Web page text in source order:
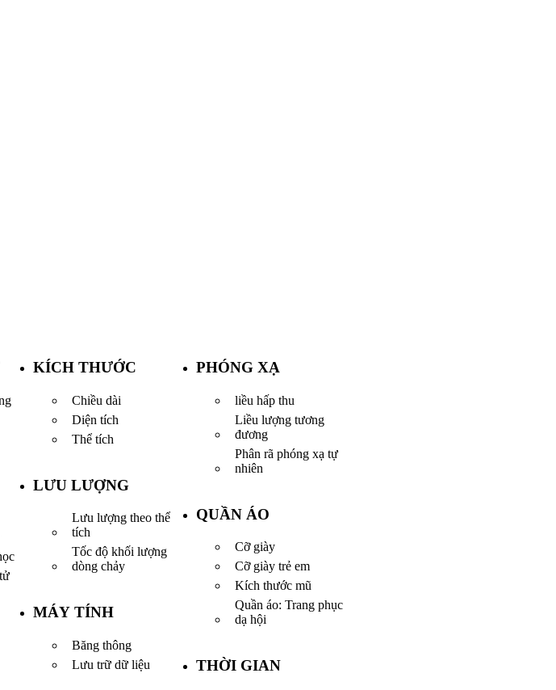
KÍCH THƯỚC
Chiều dài
Diện tích
Thể tích
LƯU LƯỢNG
Lưu lượng theo thể
tích
Tốc độ khối lượng
dòng chảy
MÁY TÍNH
Băng thông
Lưu trữ dữ liệu
PHÓNG XẠ
liều hấp thu
Liều lượng tương
đương
Phân rã phóng xạ tự
nhiên
QUẦN ÁO
Cỡ giày
Cỡ giày trẻ em
Kích thước mũ
Quần áo: Trang phục
dạ hội
THỜI GIAN